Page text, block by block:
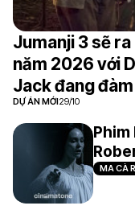
Jumanji 3 sẽ
năm 2026 với
Jack đang
DỰ ÁN MỚI29/10
Phim
MA CÀ